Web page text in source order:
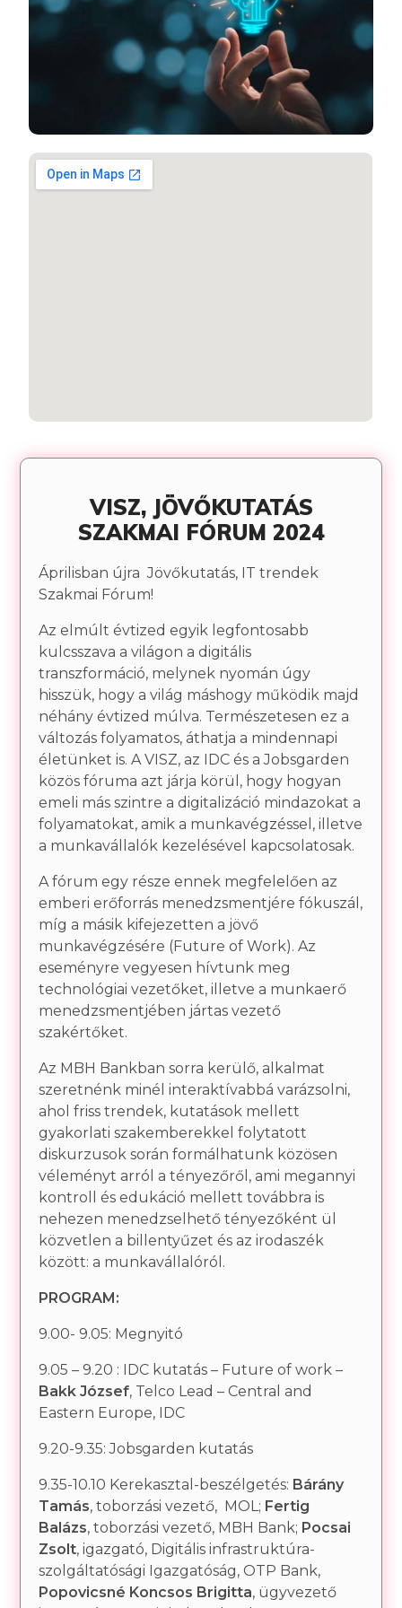
VISZ, JÖVŐKUTATÁS
SZAKMAI FÓRUM 2024
Áprilisban újra Jövőkutatás, IT trendek
Szakmai Fórum!
Az elmúlt évtized egyik legfontosabb
kulcsszava a világon a digitális
transzformáció, melynek nyomán úgy
hisszük, hogy a világ máshogy működik majd
néhány évtized múlva. Természetesen ez a
változás folyamatos, áthatja a mindennapi
életünket is. A VISZ, az IDC és a Jobsgarden
közös fóruma azt járja körül, hogy hogyan
emeli más szintre a digitalizáció mindazokat a
folyamatokat, amik a munkavégzéssel, illetve
a munkavállalók kezelésével kapcsolatosak.
A fórum egy része ennek megfelelően az
emberi erőforrás menedzsmentjére fókuszál,
míg a másik kifejezetten a jövő
munkavégzésére (Future of Work). Az
eseményre vegyesen hívtunk meg
technológiai vezetőket, illetve a munkaerő
menedzsmentjében jártas vezető
szakértőket.
Az MBH Bankban sorra kerülő, alkalmat
szeretnénk minél interaktívabbá varázsolni,
ahol friss trendek, kutatások mellett
gyakorlati szakemberekkel folytatott
diskurzusok során formálhatunk közösen
véleményt arról a tényezőről, ami megannyi
kontroll és edukáció mellett továbbra is
nehezen menedzselhető tényezőként ül
közvetlen a billentyűzet és az irodaszék
között: a munkavállalóról.
PROGRAM:
9.00- 9.05: Megnyitó
9.05 – 9.20 : IDC kutatás – Future of work –
Bakk József, Telco Lead – Central and
Eastern Europe, IDC
9.20-9.35: Jobsgarden kutatás
9.35-10.10 Kerekasztal-beszélgetés: Bárány
Tamás, toborzási vezető, MOL; Fertig
Balázs, toborzási vezető, MBH Bank; Pocsai
Zsolt, igazgató, Digitális infrastruktúra-
szolgáltatósági Igazgatóság, OTP Bank,
Popovicsné Koncsos Brigitta, ügyvezető